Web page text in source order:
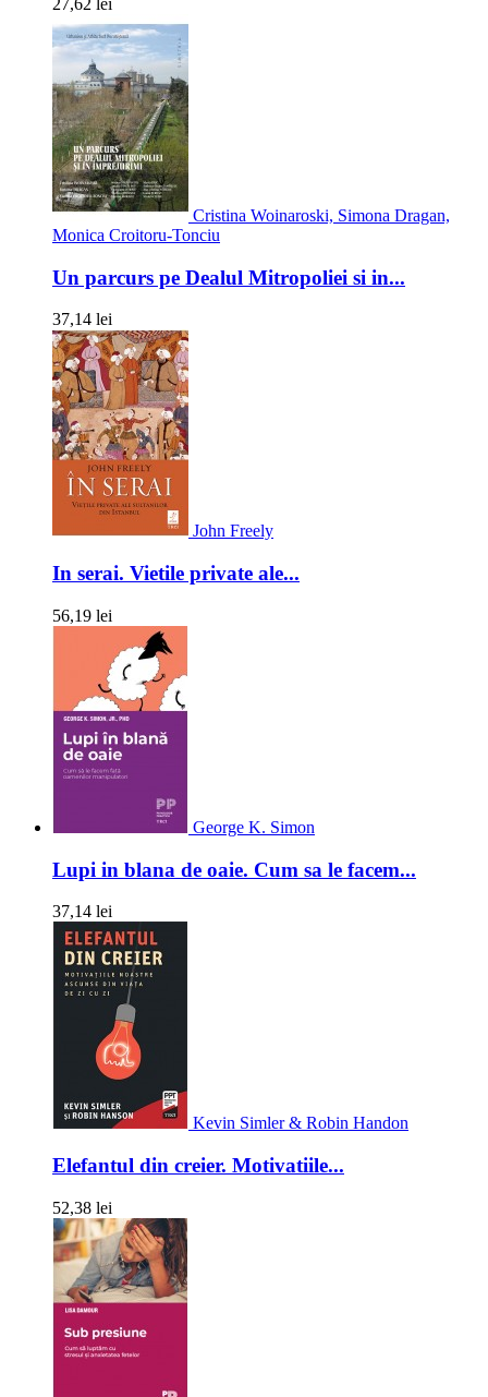
27,62 lei
Cristina Woinaroski, Simona Dragan,
Monica Croitoru-Tonciu
Un parcurs pe Dealul Mitropoliei si in...
37,14 lei
John Freely
In serai. Vietile private ale...
56,19 lei
George K. Simon
Lupi in blana de oaie. Cum sa le facem...
37,14 lei
Kevin Simler & Robin Handon
Elefantul din creier. Motivatiile...
52,38 lei